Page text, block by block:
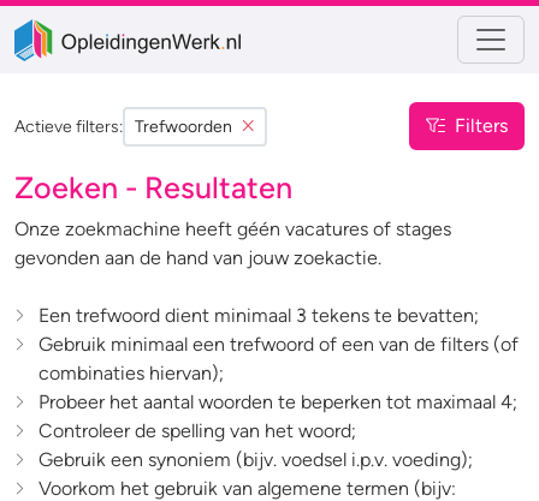
Actieve filters: Trefwoorden Filters
Zoeken - Resultaten
Onze zoekmachine heeft géén vacatures of stages
gevonden aan de hand van jouw zoekactie.
Een trefwoord dient minimaal 3 tekens te bevatten;
Gebruik minimaal een trefwoord of een van de filters (of
combinaties hiervan);
Probeer het aantal woorden te beperken tot maximaal 4;
Controleer de spelling van het woord;
Gebruik een synoniem (bijv. voedsel i.p.v. voeding);
Voorkom het gebruik van algemene termen (bijv: